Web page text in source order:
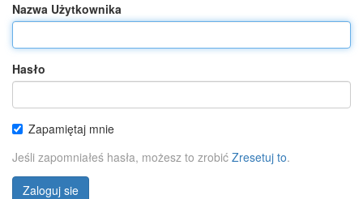
Nazwa Użytkownika
Hasło
Zapamiętaj mnie
Jeśli zapomniałeś hasła, możesz to zrobić Zresetuj to.
Zaloguj sie